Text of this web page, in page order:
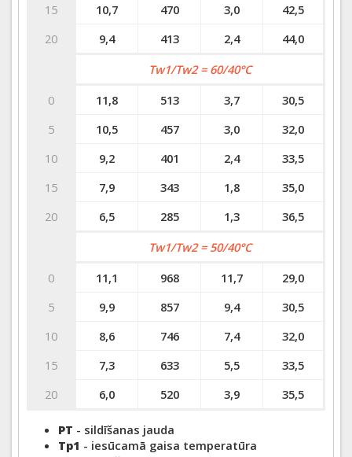
15
20
10,7
470 3,0
42,5
9,4
413 2,4 44,0
0
5
10
15
20
Tw1/Tw2 = 60/40°C
11,8
513 3,7
30,5
10,5
457 3,0
32,0
9,2
401 2,4
33,5
7,9
343 1,8
35,0
6,5
285 1,3 36,5
0
5
10
15
20
Tw1/Tw2 = 50/40°C
11,1
968 11,7
29,0
9,9
857 9,4
30,5
8,6
746 7,4
32,0
7,3
633 5,5
33,5
6,0
520 3,9 35,5
PT - sildīšanas jauda
Tp1 - iesūcamā gaisa temperatūra